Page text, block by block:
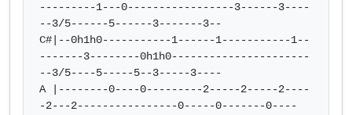
---------1---0-----------------3------3----
--3/5------5------3-------3--
C#|--0h1h0-----------1------1-----------1--
-------3--------0h1h0----------------------
--3/5----5-----5--3-----3----
A |--------0----0---------2-----2-----2----
-2---2----------------0-----0-------0----